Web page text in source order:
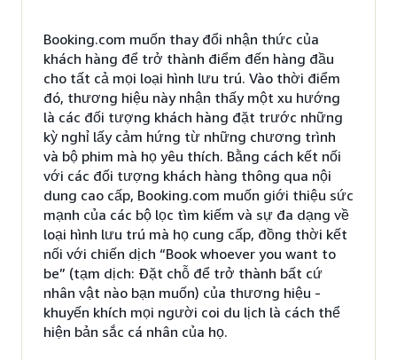
Booking.com muốn thay đổi nhận thức của
khách hàng để trở thành điểm đến hàng đầu
cho tất cả mọi loại hình lưu trú. Vào thời điểm
đó, thương hiệu này nhận thấy một xu hướng
là các đối tượng khách hàng đặt trước những
kỳ nghỉ lấy cảm hứng từ những chương trình
và bộ phim mà họ yêu thích. Bằng cách kết nối
với các đối tượng khách hàng thông qua nội
dung cao cấp, Booking.com muốn giới thiệu sức
mạnh của các bộ lọc tìm kiếm và sự đa dạng về
loại hình lưu trú mà họ cung cấp, đồng thời kết
nối với chiến dịch “Book whoever you want to
be” (tạm dịch: Đặt chỗ để trở thành bất cứ
nhân vật nào bạn muốn) của thương hiệu -
khuyến khích mọi người coi du lịch là cách thể
hiện bản sắc cá nhân của họ.